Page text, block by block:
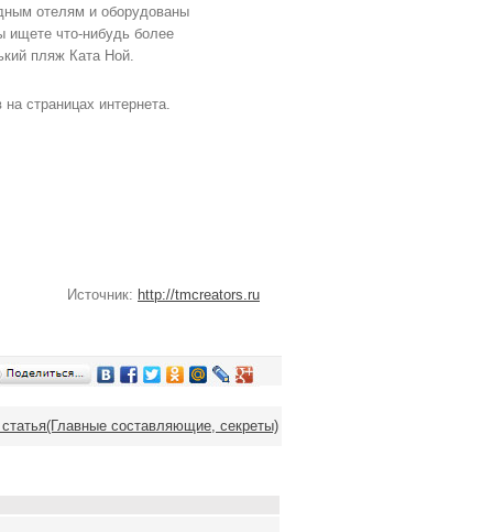
отелям и оборудованы
что-нибудь более
пляж Ката Ной.
страницах интернета.
Источник: http://tmcreators.ru
составляющие, секреты)